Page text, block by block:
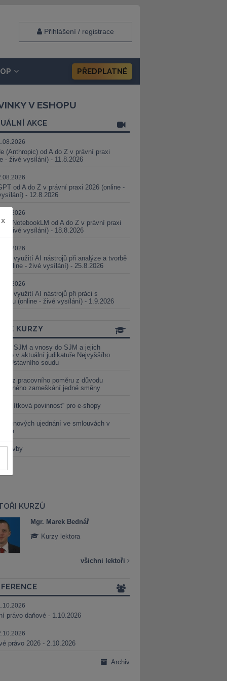
Přihlášení / registrace
PŘEDPLATNÉ
V ESHOPU
AKCE
(Anthropic) od A do Z v právní praxi
- živé vysílání) - 11.8.2026
od A do Z v právní praxi 2026 (online -
- 12.8.2026
a NotebookLM od A do Z v právní praxi
- živé vysílání) - 18.8.2026
využití AI nástrojů při analýze a tvorbě
(online - živé vysílání) - 25.8.2026
využití AI nástrojů při práci s
(online - živé vysílání) - 1.9.2026
KURZY
ze SJM a vnosy do SJM a jejich
v aktuální judikatuře Nejvyššího
a Ústavního soudu
z pracovního poměru z důvodu
zameškání jedné směny
„tlačítková povinnost“ pro e-shopy
cenových ujednání ve smlouvách v
stavby
KURZŮ
Mgr. Marek Bednář
Kurzy lektora
všichni lektoři
právo daňové - 1.10.2026
právo 2026 - 2.10.2026
Archiv
x